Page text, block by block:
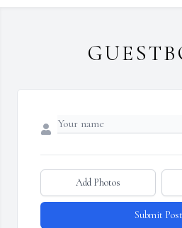
Add Photos
Submit Post